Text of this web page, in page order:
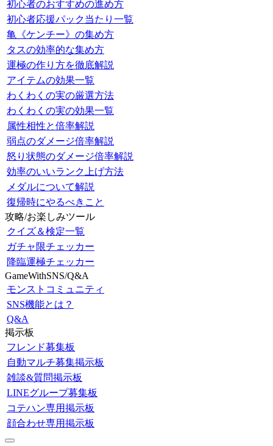
初心者のおすすめの進め方
初心者応援パック当たり一覧
亀《ケンチー》の集め方
タスの効率的な集め方
運極の作り方を徹底解説
アイテムの効果一覧
わくわくの実の厳選方法
わくわくの実の効果一覧
属性相性と倍率解説
弱点のダメージ倍率解説
怒り状態のダメージ倍率解説
効率のいいランク上げ方法
メダルについて解説
復帰時にやるべきこと
攻略/お楽しみツール
クイズ＆検定一覧
ガチャ限チェッカー
降臨運極チェッカー
GameWithSNS/Q&A
モンストコミュニティ
SNS機能とは？
Q&A
掲示板
フレンド募集板
自動マルチ募集掲示板
雑談&質問掲示板
LINEグループ募集板
コテハン専用掲示板
顔合わせ専用掲示板